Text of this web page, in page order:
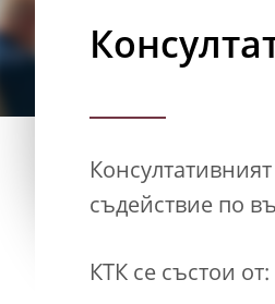
съдействие по
КТК се състои от: